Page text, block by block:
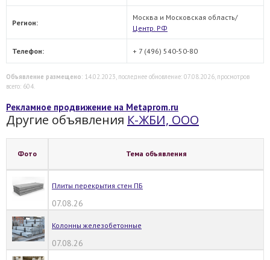
Регион:
Москва и Московская область/
Центр. РФ
Телефон: + 7 (496) 540-50-80
Объявление размещено: 14.02.2023, последнее обновление: 07.08.2026, просмотров
всего: 604.
Рекламное продвижение на Metaprom.ru
Другие объявления К-ЖБИ, ООО
Фото Тема объявления
Плиты перекрытия стен ПБ
07.08.26
Колонны железобетонные
07.08.26